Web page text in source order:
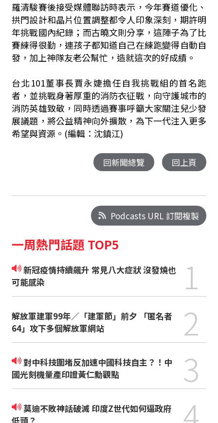
羅清駿賽後接受媒體聯訪時表示，今年賽道優化、
拱門設計和晶片位置調整都令人印象深刻，期許明
年挑戰國內紀錄；而古曉文則分享，這陣子為了比
賽練得很勤，連孩子都知道自己在練跑變得自動自
發，加上神隊友老公幫忙，造就這次的好成績。
台北101董事長賈永婕擔任自我挑戰組的首名跑
者，並挑戰身著厚重的消防衣征戰，向守護城市的
消防英雄致敬，同時透過賽事呼籲大家關注兒少發
展議題，將公益精神向外擴散，為下一代注入更多
希望與資源。(編輯：沈鎮江)
回新聞總覽 回上頁
Podcasts URL 訂閱複製
一周熱門話題 TOP5
新冠疫情持續飆升 常見八大症狀 沒發燒也
可能感染
1
解放軍建軍99年／「建軍節」前夕 「匿名者
64」攻下多個解放軍網站
2
對中科技圍堵反加速中國科技自主？！中
國光刻機量產印證黃仁勳觀點
3
莫迪不敗神話破滅 印度Z世代如何逼政府
低頭？